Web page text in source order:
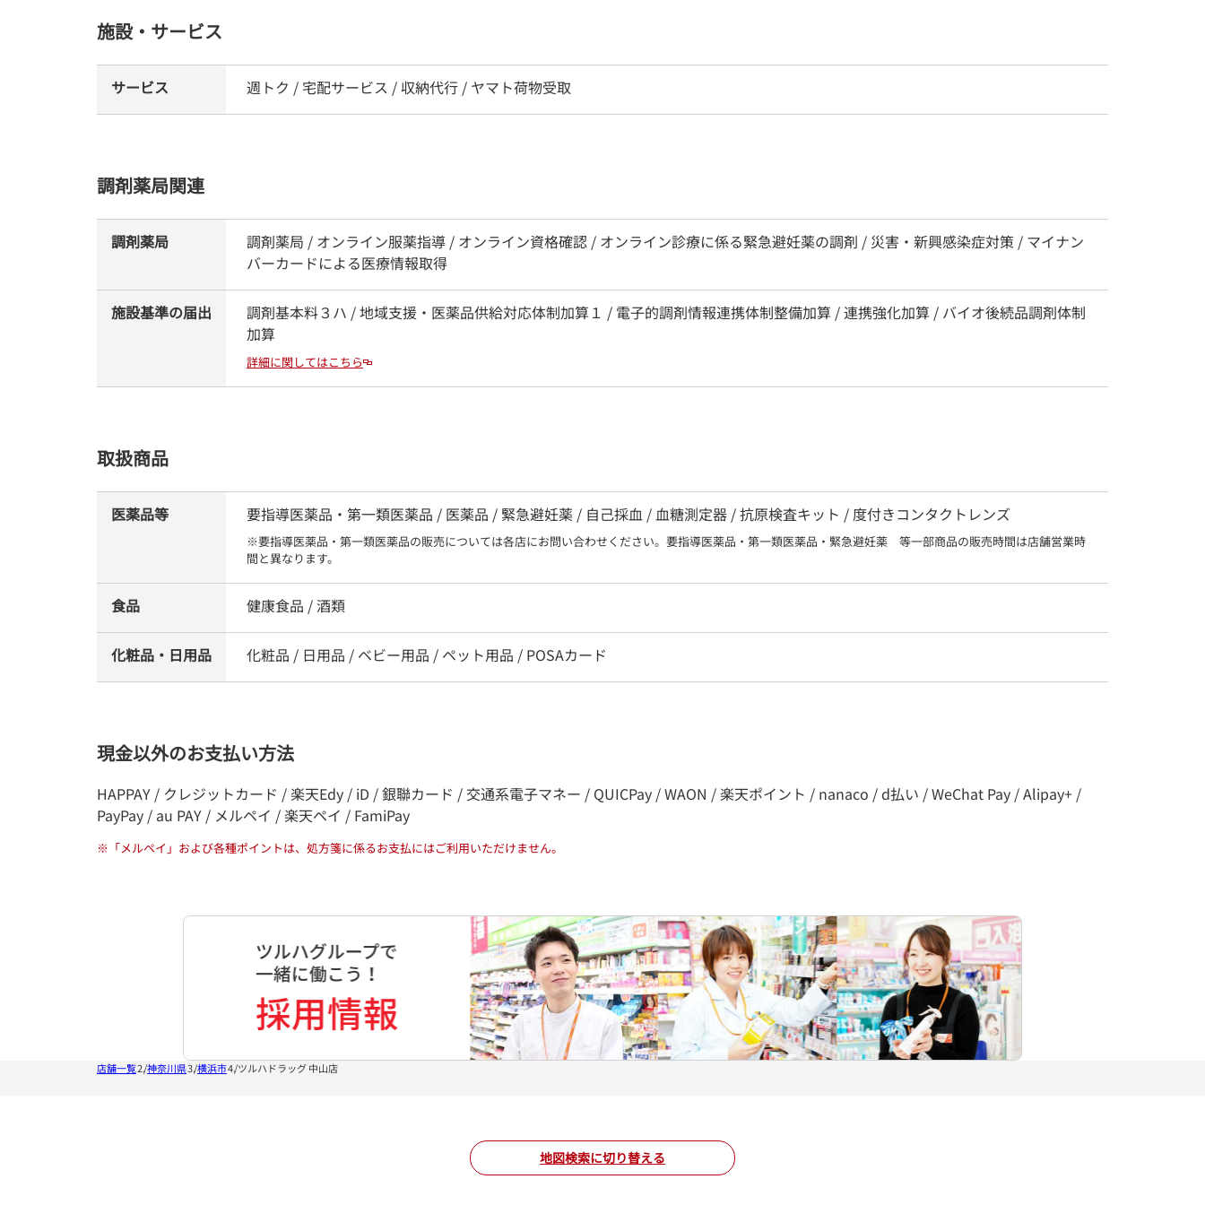
施設・サービス
サービス 週トク / 宅配サービス / 収納代行 / ヤマト荷物受取
調剤薬局関連
調剤薬局
調剤薬局 / オンライン服薬指導 / オンライン資格確認 / オンライン診療に係る緊急避妊薬の調剤 / 災害・新興感染症対策 / マイナン
バーカードによる医療情報取得
施設基準の届出
調剤基本料３ハ / 地域支援・医薬品供給対応体制加算１ / 電子的調剤情報連携体制整備加算 / 連携強化加算 / バイオ後続品調剤体制
加算
詳細に関してはこちら
取扱商品
医薬品等 要指導医薬品・第一類医薬品 / 医薬品 / 緊急避妊薬 / 自己採血 / 血糖測定器 / 抗原検査キット / 度付きコンタクトレンズ
※要指導医薬品・第一類医薬品の販売については各店にお問い合わせください。要指導医薬品・第一類医薬品・緊急避妊薬　等一部商品の販売時間は店舗営業時
間と異なります。
食品 健康食品 / 酒類
化粧品・日用品 化粧品 / 日用品 / ベビー用品 / ペット用品 / POSAカード
現金以外のお支払い方法
HAPPAY / クレジットカード / 楽天Edy / iD / 銀聯カード / 交通系電子マネー / QUICPay / WAON / 楽天ポイント / nanaco / d払い / WeChat Pay / Alipay+ /
PayPay / au PAY / メルペイ / 楽天ペイ / FamiPay
※ 「メルペイ」および各種ポイントは、処方箋に係るお支払にはご利用いただけません。
地図検索に切り替える
店舗一覧 神奈川県 横浜市 ツルハドラッグ 中山店